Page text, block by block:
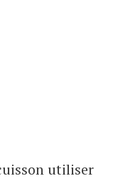
utiliser